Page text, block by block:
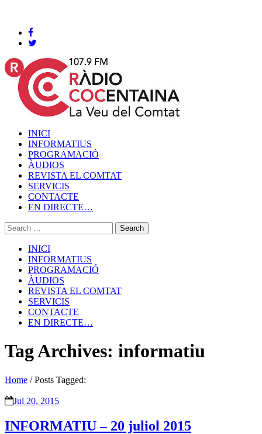
INICI
INFORMATIUS
PROGRAMACIÓ
ÀUDIOS
REVISTA EL COMTAT
SERVICIS
CONTACTE
EN DIRECTE…
INICI
INFORMATIUS
PROGRAMACIÓ
ÀUDIOS
REVISTA EL COMTAT
SERVICIS
CONTACTE
EN DIRECTE…
Tag Archives: informatiu
Home /Posts Tagged:
Jul 20, 2015
INFORMATIU – 20 juliol 2015